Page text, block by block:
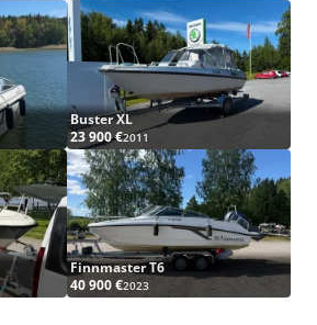
Buster XL
23 900 €2011
Finnmaster T6
40 900 €2023